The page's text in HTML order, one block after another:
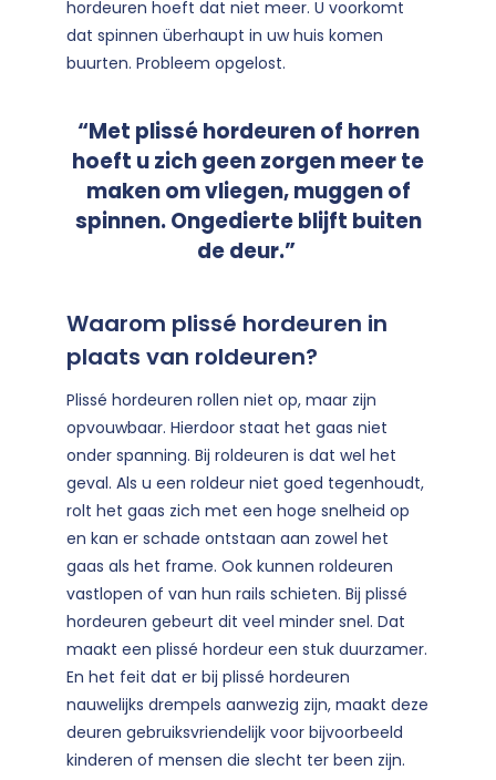
hordeuren hoeft dat niet meer. U voorkomt
dat spinnen überhaupt in uw huis komen
buurten. Probleem opgelost.
“Met plissé hordeuren of horren
hoeft u zich geen zorgen meer te
maken om vliegen, muggen of
spinnen. Ongedierte blijft buiten
de deur.”
Waarom plissé hordeuren in
plaats van roldeuren?
Plissé hordeuren rollen niet op, maar zijn
opvouwbaar. Hierdoor staat het gaas niet
onder spanning. Bij roldeuren is dat wel het
geval. Als u een roldeur niet goed tegenhoudt,
rolt het gaas zich met een hoge snelheid op
en kan er schade ontstaan aan zowel het
gaas als het frame. Ook kunnen roldeuren
vastlopen of van hun rails schieten. Bij plissé
hordeuren gebeurt dit veel minder snel. Dat
maakt een plissé hordeur een stuk duurzamer.
En het feit dat er bij plissé hordeuren
nauwelijks drempels aanwezig zijn, maakt deze
deuren gebruiksvriendelijk voor bijvoorbeeld
kinderen of mensen die slecht ter been zijn.